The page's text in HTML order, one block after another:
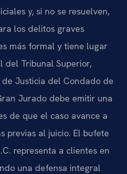
y, si no se resuelven,
los delitos graves
más formal y tiene lugar
del Tribunal Superior,
Justicia del Condado de
Jurado debe emitir una
de que el caso avance a
previas al juicio. El bufete
representa a clientes en
una defensa integral